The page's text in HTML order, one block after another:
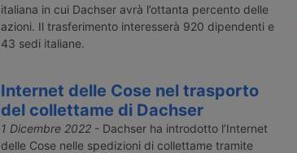
italiana in cui Dachser avrà l’ottanta percento delle
azioni. Il trasferimento interesserà 920 dipendenti e
43 sedi italiane.
Internet delle Cose nel trasporto
del collettame di Dachser
1 Dicembre 2022 - Dachser ha introdotto l’Internet
delle Cose nelle spedizioni di collettame tramite